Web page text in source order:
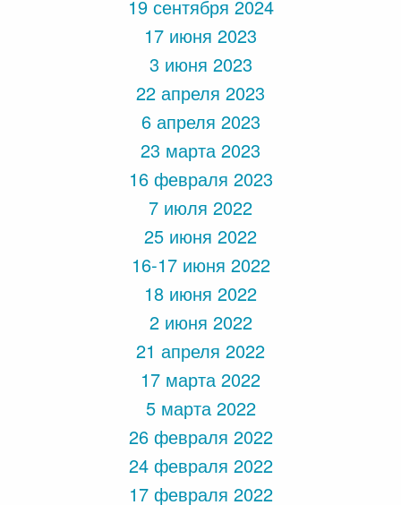
19 сентября 2024
17 июня 2023
3 июня 2023
22 апреля 2023
6 апреля 2023
23 марта 2023
16 февраля 2023
7 июля 2022
25 июня 2022
16-17 июня 2022
18 июня 2022
2 июня 2022
21 апреля 2022
17 марта 2022
5 марта 2022
26 февраля 2022
24 февраля 2022
17 февраля 2022